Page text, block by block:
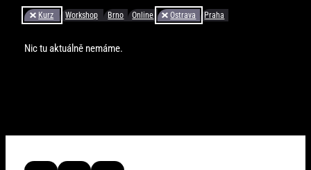
Kurz Workshop Brno Online Ostrava Praha
Nic tu aktuálně nemáme.